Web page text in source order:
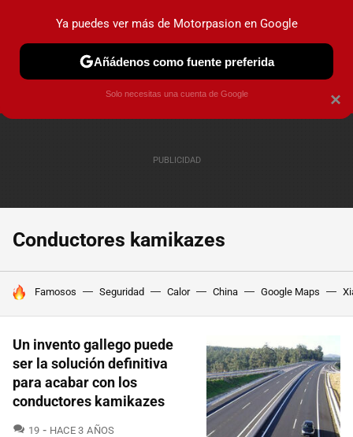
PRUEBAS COCHES ELÉCTRICOS OBSERVATORIO
Conductores kamikazes
HOY SE HABLA DE
Famosos Seguridad Calor China Google Maps
Un invento gallego puede
ser la solución definitiva
para acabar con los
conductores kamikazes
19 COMENTARIOS
HACE 3 AÑOS
×
Ya puedes ver más de Motorpasion en Google
Añádenos como fuente preferida
Solo necesitas una cuenta de Google